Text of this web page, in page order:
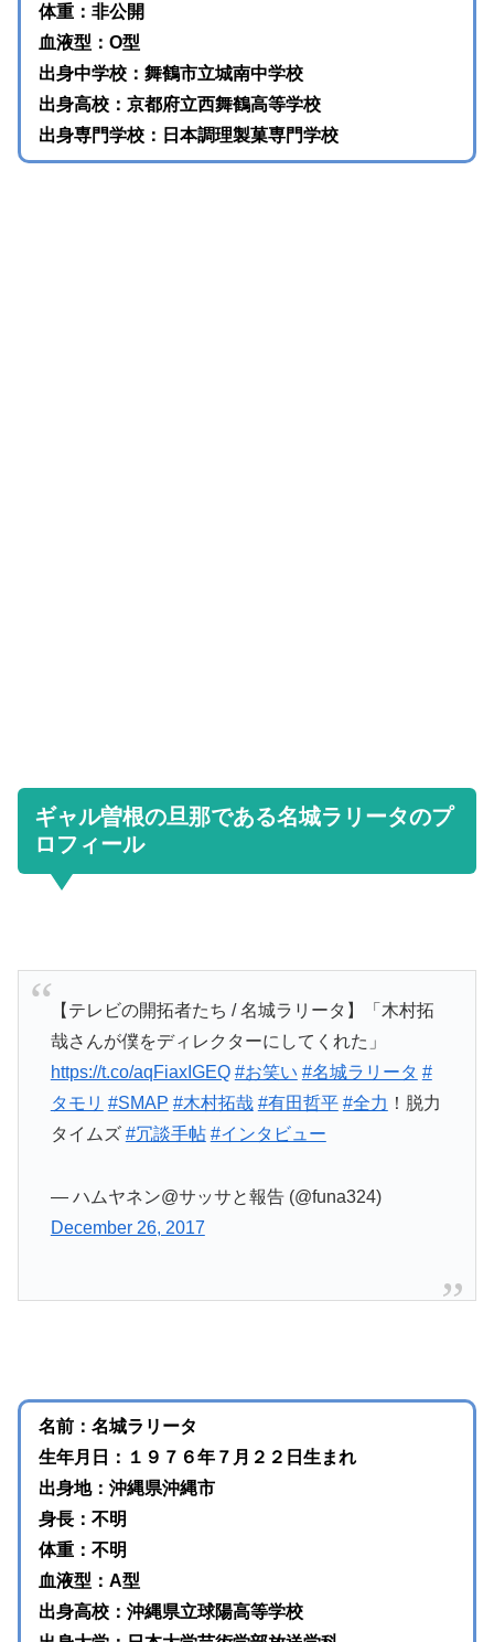
体重：非公開
血液型：O型
出身中学校：舞鶴市立城南中学校
出身高校：京都府立西舞鶴高等学校
出身専門学校：日本調理製菓専門学校
ギャル曽根の旦那である名城ラリータのプ
ロフィール
【テレビの開拓者たち / 名城ラリータ】「木村拓
哉さんが僕をディレクターにしてくれた」
https://t.co/aqFiaxIGEQ #お笑い #名城ラリータ #
タモリ #SMAP #木村拓哉 #有田哲平 #全力 ！脱力
タイムズ #冗談手帖 #インタビュー
— ハムヤネン@サッサと報告 (@funa324)
December 26, 2017
名前：名城ラリータ
生年月日：１９７６年７月２２日生まれ
出身地：沖縄県沖縄市
身長：不明
体重：不明
血液型：A型
出身高校：沖縄県立球陽高等学校